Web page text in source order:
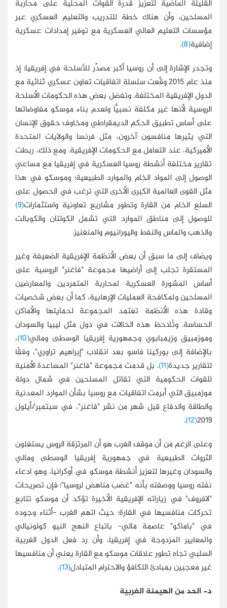
القليلة الماضية لتعزيز قدرة القوات المحلية على محاربة
المسلحين، وأن هناك خطة للتدريب والتعليم العسكري عبر
مؤسسات التعليم العالي العسكرية مع توفير إمدادات عسكرية
إضافية(8)
.
وتجدر الإشارة إلى أن روسيا أكبر مصدِّر للأسلحة في إفريقيا؛ إذ
منذ عام 2015 وقَّعت سلسلة اتفاقيات تعاون عسكري ثنائية مع
الدول الإفريقية المختلفة. وتفضل بعض هذه الحكومات الأسلحة
الروسية لأنها غير مكلفة نسبيًّا ولعدم بناء موسكو مفاوضاتها
على أساس تطبيق الحكم الديمقراطي ومخاوف حقوق الإنسان
التي يثيرها منافسون آخرون، مثل فرنسا والولايات المتحدة
الأميركية، عند التعامل مع الحكومات الإفريقية. ومع ذلك، ربطت
تقارير مختلفة أنشطة روسيا العسكرية في إفريقيا مع مساعي
الوصول إلى المواد الخام والموارد الطبيعية؛ وموسكو في هذا
مثل القوى العالمية الكبرى الأخرى التي ترغب في الحصول على
السلع الخام من القارة وتطور مشاريع تعاونية واستثمارات(9)
للوصول إلى مناطق الموارد التي تشمل الكولتان والكوبالت
والذهب والماس والنفط واليورانيوم والمنغنيز.
ويضاف إلى ما سبق أن بعض الأنظمة الإفريقية الضعيفة وغير
المستقرة تجلب إلى أراضيها مجموعة "فاغنر" الروسية على
أساس المشورة العسكرية لمحاربة المتمردين والمعارضين
المسلحين ولمكافحة العمليات الإرهابية، كما أن بعض شخصيات
وقادة هذه الأنظمة تعتمد المجموعة لحمايتها والأماكن
الحساسة. وتُلاحظ هذه الحالات في دول مثل ليبيا والسودان
وموزمبيق وزيمبابوي وجمهورية إفريقيا الوسطى ومالي(10)
،
بالإضافة إلى بوركينا فاسو بعد انقلاب "إبراهيم تراوري"، وفقًا
لتقارير جديدة(11)
. بل قدمت مجموعة "فاغنر" المساعدة الأمنية
للقوات الحكومية التي تقاتل المسلحين في شمال دولة
موزمبيق التي أبرمت اتفاقيات مع روسيا بشأن الموارد المعدنية
والطاقة والدفاع قبل شهر من نشر "فاغنر"، في سبتمبر/أيلول
2019
(12)
.
وعلى الرغم من أن موقف الغرب هو أن المرتزقة الروس يستغلون
الثروات الطبيعية في جمهورية إفريقيا الوسطى ومالي
والسودان وغيرها لتعزيز أنشطة موسكو في أوكرانيا، وهو ادعاء
نفته روسيا ووصفته بأنه "غضب مناهض لروسيا"؛ فإن تصريحات
"لافروف" في زياراته الإفريقية الأخيرة تؤكد أن موسكو تتابع
تحركات منافسيها في القارة؛ حيث اتهم الغرب -أثناء وجوده
في "باماكو" عاصمة مالي- باتباع النهج النيو كولونيالي
والمعايير المزدوجة في إفريقيا، وأن رد فعل الدول الغربية
السلبي تجاه تطور علاقات موسكو مع القارة يعني أن منافسيها
غير معجبين بمبادئ التكافؤ والاحترام المتبادل(13)
.
د- الحد من الهيمنة الغربية